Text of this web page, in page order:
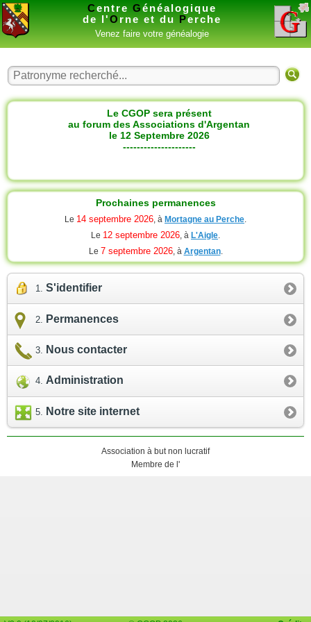
Centre Généalogique
de l'O rne et du Perche
Venez faire votre généalogie
Le CGOP sera présent
au forum des Associations d'Argentan
le 12 Septembre 2026
---------------------
Prochaines permanences
Le 14 septembre 2026, à Mortagne au Perche.
Le 12 septembre 2026, à L'Aigle.
Le 7 septembre 2026, à Argentan.
S'identifier
Permanences
Nous contacter
Administration
Notre site internet
Association à but non lucratif
Membre de l'